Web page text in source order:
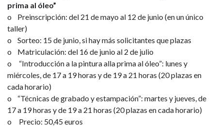
prima al óleo”
o Preinscripción: del 21 de mayo al 12 de junio (en un único
taller)
o Sorteo: 15 de junio, si hay más solicitantes que plazas
o Matriculación: del 16 de junio al 2 de julio
o “Introducción a la pintura alla prima al óleo”: lunes y
miércoles, de 17 a 19 horas y de 19 a 21 horas (20 plazas en
cada horario)
o “Técnicas de grabado y estampación”: martes y jueves, de
17 a 19 horas y de 19 a 21 horas (20 plazas en cada horario)
o Precio: 50,45 euros